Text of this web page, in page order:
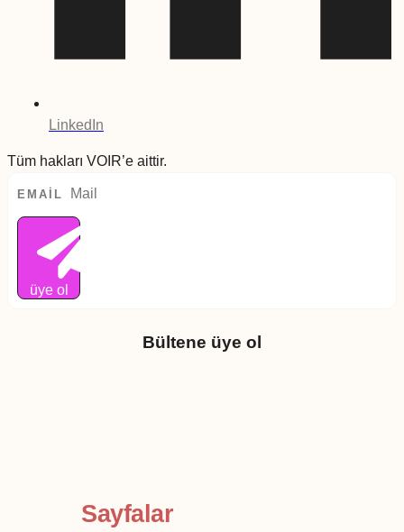
LinkedIn
Tüm hakları VOIR’e aittir.
EMAIL
üye ol
Bültene üye ol
Sayfalar